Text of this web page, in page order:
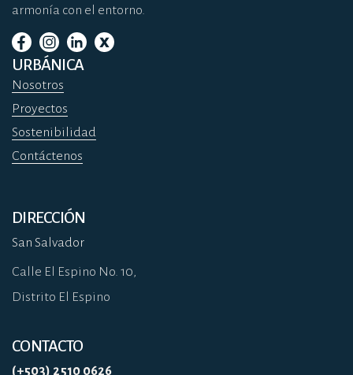
armonía con el entorno.
URBÁNICA
Nosotros
Proyectos
Sostenibilidad
Contáctenos
DIRECCIÓN
San Salvador
Calle El Espino No. 10,
Distrito El Espino
CONTACTO
(+503) 2510 0626